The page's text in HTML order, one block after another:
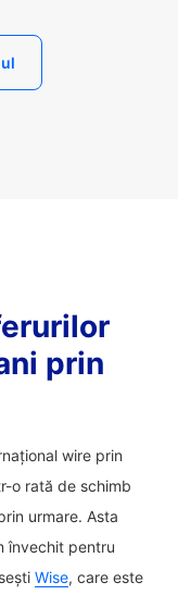
prin
wire prin
o rată de schimb
urmare. Asta
învechit pentru
Wise, care este